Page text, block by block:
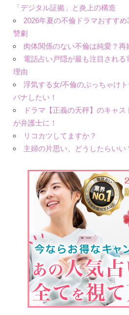
「デジタル証拠」と炎上の構造
2026年夏の不倫ドラマおすす
讐劇
肉体関係のない不倫は純愛？再
電話占い戸隠が最も注目され
理由
浮気する女/不倫のぶっちゃけ
バナしたい！
ドラマ【正義の天秤】のキャ
が弁護士に！
リコカツしてますか？
主婦の片思い、どうしたらいい